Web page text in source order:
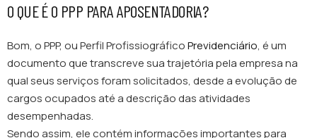
O QUE É O PPP PARA APOSENTADORIA?
Bom, o PPP, ou Perfil ProfissiográficoPrevidenciário, é um
documento que transcreve sua trajetória pela empresa na
qual seus serviços foram solicitados, desde a evolução de
cargos ocupados até a descrição das atividades
desempenhadas.
Sendo assim, ele contém informações importantes para